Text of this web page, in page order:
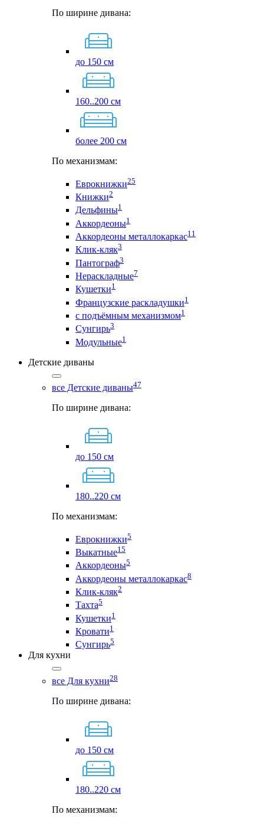
По ширине дивана:
до 150 см
160..200 см
более 200 см
По механизмам:
Еврокнижки25
Книжки2
Дельфины1
Аккордеоны1
Аккордеоны металлокаркас11
Клик-кляк3
Пантограф3
Нераскладные7
Кушетки1
Французские раскладушки1
с подъёмным механизмом1
Сунгирь3
Модульные1
Детские диваны
все Детские диваны47
По ширине дивана:
до 150 см
180..220 см
По механизмам:
Еврокнижки5
Выкатные15
Аккордеоны5
Аккордеоны металлокаркас8
Клик-кляк2
Тахта5
Кушетки1
Кровати1
Сунгирь5
Для кухни
все Для кухни28
По ширине дивана:
до 150 см
180..220 см
По механизмам: